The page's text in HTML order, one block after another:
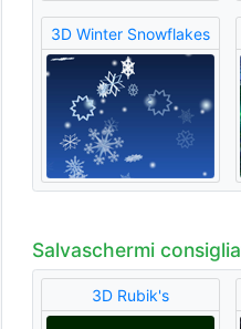
3D Winter Snowflakes
Salvaschermi
3D Rubik's